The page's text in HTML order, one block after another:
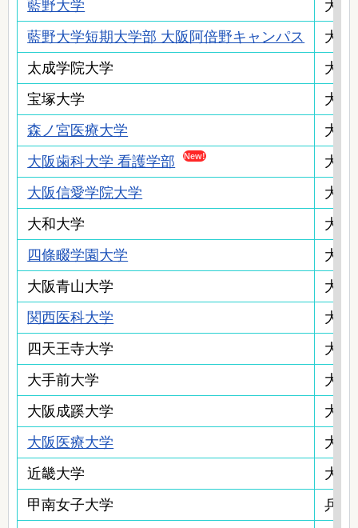
藍野大学
大阪
藍野大学短期大学部 大阪阿倍野キャンパス
大阪
太成学院大学
大阪
宝塚大学
大阪
森ノ宮医療大学
大阪
大阪歯科大学 看護学部
大阪
大阪信愛学院大学
大阪
大和大学
大阪
四條畷学園大学
大阪
大阪青山大学
大阪
関西医科大学
大阪
四天王寺大学
大阪
大手前大学
大阪
大阪成蹊大学
大阪
大阪医療大学
大阪
近畿大学
大阪
甲南女子大学
兵庫